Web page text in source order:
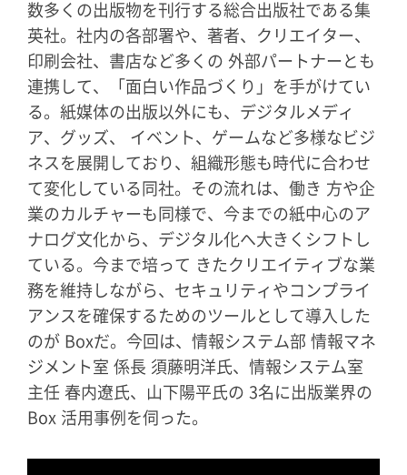
数多くの出版物を刊行する総合出版社である集
英社。社内の各部署や、著者、クリエイター、
印刷会社、書店など多くの 外部パートナーとも
連携して、「面白い作品づくり」を手がけてい
る。紙媒体の出版以外にも、デジタルメディ
ア、グッズ、 イベント、ゲームなど多様なビジ
ネスを展開しており、組織形態も時代に合わせ
て変化している同社。その流れは、働き 方や企
業のカルチャーも同様で、今までの紙中心のア
ナログ文化から、デジタル化へ大きくシフトし
ている。今まで培って きたクリエイティブな業
務を維持しながら、セキュリティやコンプライ
アンスを確保するためのツールとして導入した
のが Boxだ。今回は、情報システム部 情報マネ
ジメント室 係長 須藤明洋氏、情報システム室
主任 春内遼氏、山下陽平氏の 3名に出版業界の
Box 活用事例を伺った。